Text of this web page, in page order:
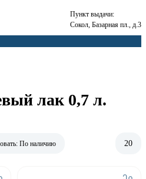
Пункт выдачи:
Сокол, Базарная пл., д.3
лак 0,7 л.
По наличию 20